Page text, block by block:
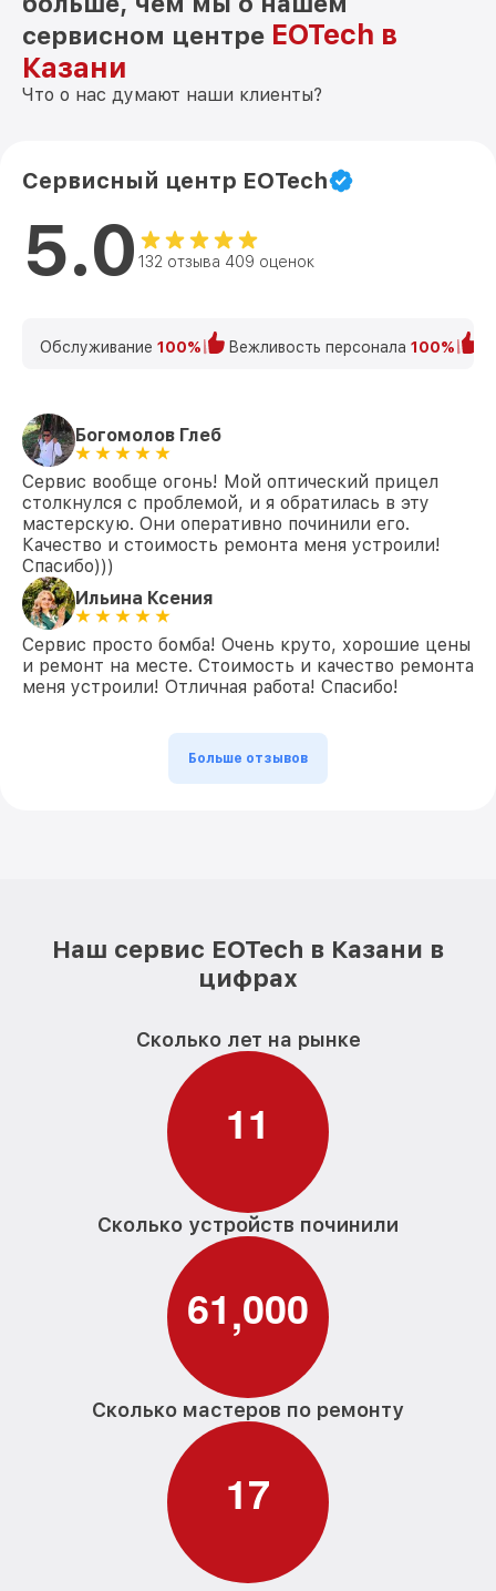
сервисном центре EOTech в
Казани
Что о нас думают наши клиенты?
Сервисный центр EOTech
5.0 132 отзыва 409 оценок
Обслуживание 100% Вежливость персонала 100%
Богомолов Глеб
Сервис вообще огонь! Мой оптический прицел
столкнулся с проблемой, и я обратилась в эту
мастерскую. Они оперативно починили его.
Качество и стоимость ремонта меня устроили!
Спасибо)))
Ильина Ксения
Сервис просто бомба! Очень круто, хорошие цены
и ремонт на месте. Стоимость и качество ремонта
меня устроили! Отличная работа! Спасибо!
Больше отзывов
Наш сервис EOTech в Казани в
цифрах
Сколько лет на рынке
11
Сколько устройств починили
61,000
Сколько мастеров по ремонту
17